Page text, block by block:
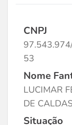
CNPJ
53
Nome
LUCIMAR
DE
Situação